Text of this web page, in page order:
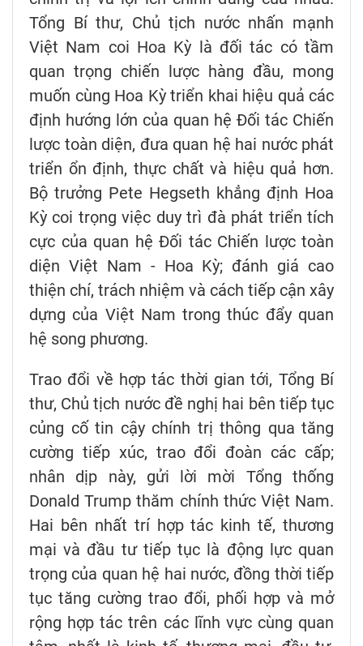
Tổng Bí thư, Chủ tịch nước nhấn mạnh
Việt Nam coi Hoa Kỳ là đối tác có tầm
quan trọng chiến lược hàng đầu, mong
muốn cùng Hoa Kỳ triển khai hiệu quả các
định hướng lớn của quan hệ Đối tác Chiến
lược toàn diện, đưa quan hệ hai nước phát
triển ổn định, thực chất và hiệu quả hơn.
Bộ trưởng Pete Hegseth khẳng định Hoa
Kỳ coi trọng việc duy trì đà phát triển tích
cực của quan hệ Đối tác Chiến lược toàn
diện Việt Nam - Hoa Kỳ; đánh giá cao
thiện chí, trách nhiệm và cách tiếp cận xây
dựng của Việt Nam trong thúc đẩy quan
hệ song phương.
Trao đổi về hợp tác thời gian tới, Tổng Bí
thư, Chủ tịch nước đề nghị hai bên tiếp tục
củng cố tin cậy chính trị thông qua tăng
cường tiếp xúc, trao đổi đoàn các cấp;
nhân dịp này, gửi lời mời Tổng thống
Donald Trump thăm chính thức Việt Nam.
Hai bên nhất trí hợp tác kinh tế, thương
mại và đầu tư tiếp tục là động lực quan
trọng của quan hệ hai nước, đồng thời tiếp
tục tăng cường trao đổi, phối hợp và mở
rộng hợp tác trên các lĩnh vực cùng quan